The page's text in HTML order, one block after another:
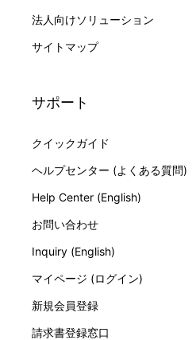
法人向けソリューション
サイトマップ
サポート
クイックガイド
ヘルプセンター (よくある質問)
Help Center (English)
お問い合わせ
Inquiry (English)
マイページ (ログイン)
新規会員登録
請求書登録窓口